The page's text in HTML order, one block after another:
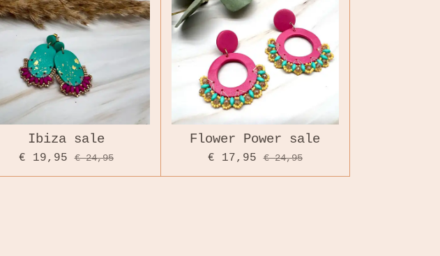
Ibiza sale
€ 19,95 € 24,95
Flower Power sale
€ 17,95 € 24,95